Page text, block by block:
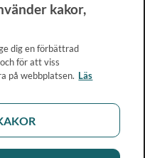
kakor,
dig en förbättrad
för att viss
på webbplatsen. Läs